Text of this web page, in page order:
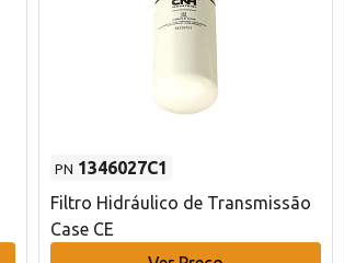
PN 1346027C1
Filtro Hidráulico de Transmissão
Case CE